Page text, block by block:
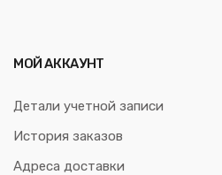
МОЙ АККАУНТ
Детали учетной записи
История заказов
Адреса доставки